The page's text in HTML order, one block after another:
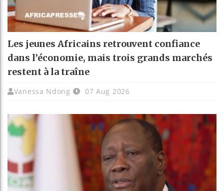
Les jeunes Africains retrouvent confiance
dans l’économie, mais trois grands marchés
restent à la traîne
Vanessa Ndong 07 Aug 2026